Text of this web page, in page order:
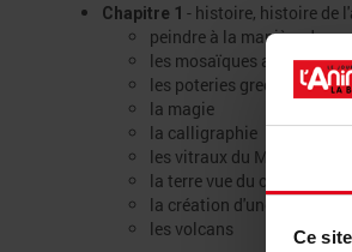
Ce
Chapitre 1 - histoire, histoire de
peindre à la manière de
les mosaïques antiques
les poteries grecques
la magie
la calligraphie
les vitraux du Moyen Âge
la terre vue du ciel
la création d'une montagne
les volcans